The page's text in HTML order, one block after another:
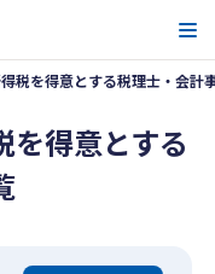
税を得意とする税理士・会計
を得意とする